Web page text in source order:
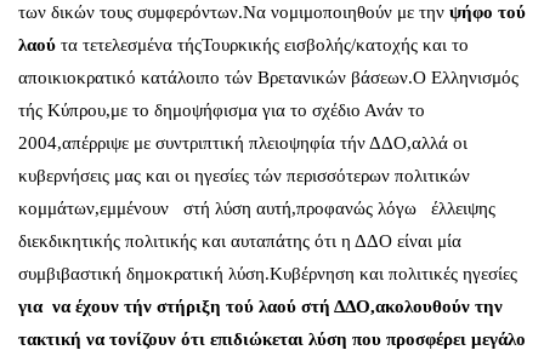
των δικών τους συμφερόντων.Να νομιμοποιηθούν με την ψήφο τού
λαού τα τετελεσμένα τήςΤουρκικής εισβολής/κατοχής και το
αποικιοκρατικό κατάλοιπο τών Βρετανικών βάσεων.Ο Ελληνισμός
τής Κύπρου,με το δημοψήφισμα για το σχέδιο Ανάν το
2004,απέρριψε με συντριπτική πλειοψηφία τήν ΔΔΟ,αλλά οι
κυβερνήσεις μας και οι ηγεσίες τών περισσότερων πολιτικών
κομμάτων,εμμένουν στή λύση αυτή,προφανώς λόγω έλλειψης
διεκδικητικής πολιτικής και αυταπάτης ότι η ΔΔΟ είναι μία
συμβιβαστική δημοκρατική λύση.Κυβέρνηση και πολιτικές ηγεσίες
για να έχουν τήν στήριξη τού λαού στή ΔΔΟ,ακολουθούν την
τακτική να τονίζουν ότι επιδιώκεται λύση που προσφέρει μεγάλο